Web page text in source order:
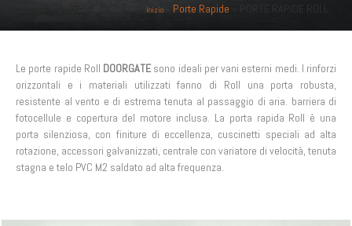
Inizio Porte Rapide
Le porte rapide Roll DOORGATE sono ideali per vani esterni medi. I rinforzi
orizzontali e i materiali utilizzati fanno di Roll una porta robusta,
resistente al vento e di estrema tenuta al passaggio di aria. barriera di
fotocellule e copertura del motore inclusa. La porta rapida Roll è una
porta silenziosa, con finiture di eccellenza, cuscinetti speciali ad alta
rotazione, accessori galvanizzati, centrale con variatore di velocità, tenuta
stagna e telo PVC M2 saldato ad alta frequenza.